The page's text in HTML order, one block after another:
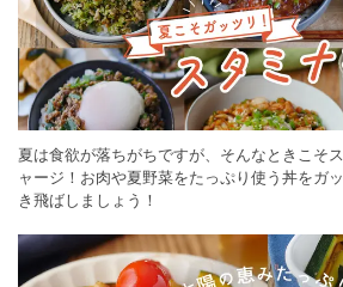
夏は食欲が落ちがちですが、そんなときこそ
ャージ！お肉や夏野菜をたっぷり使う丼をガ
き飛ばしましょう！